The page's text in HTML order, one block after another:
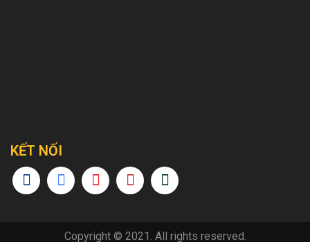
KẾT NỐI
Copyright © 2021. All rights reserved.